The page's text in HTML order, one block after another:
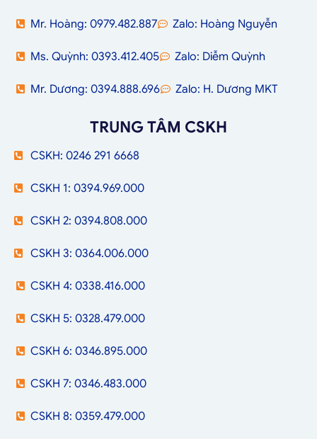
Mr. Hoàng: 0979.482.887 Zalo: Hoàng Nguyễn
Ms. Quỳnh: 0393.412.405 Zalo: Diễm Quỳnh
Mr. Dương: 0394.888.696 Zalo: H. Dương MKT
TRUNG TÂM CSKH
CSKH: 0246 291 6668
CSKH 1: 0394.969.000
CSKH 2: 0394.808.000
CSKH 3: 0364.006.000
CSKH 4: 0338.416.000
CSKH 5: 0328.479.000
CSKH 6: 0346.895.000
CSKH 7: 0346.483.000
CSKH 8: 0359.479.000